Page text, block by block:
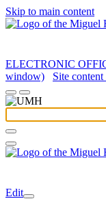
Skip to main content
ELECTRONIC
window)
Site content
Edit